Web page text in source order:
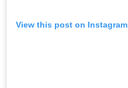
View this post on Instagram